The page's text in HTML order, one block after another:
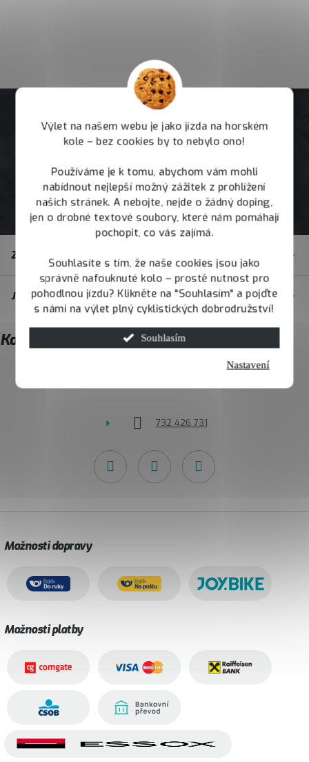
Výlet na našem webu je jako jízda na horském
kole – bez cookies by to nebylo ono!
Používáme je k tomu, abychom vám mohli
nabídnout nejlepší možný zážitek z prohlížení
našich stránek. A nebojte, nejde o žádný doping,
jen o drobné textové soubory, které nám pomáhají
pochopit, co vás zajímá.
Souhlasíte s tím, že naše cookies jsou jako
správně nafouknuté kolo – prostě nutnost pro
pohodlnou jízdu? Klikněte na "Souhlasím" a pojďte
s námi na výlet plný cyklistických dobrodružství!
Souhlasím
Nastavení
t
í
Zákaznický servis
JOY.BIKE
Kontakt
732 426 731
Možnosti dopravy
Možnosti platby